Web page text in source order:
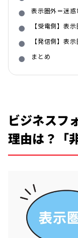
表示圏外＝迷
【受電側】表
【発信側】表
まとめ
ビジネスフ
理由は？「